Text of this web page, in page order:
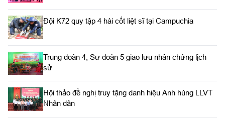
Đội K72 quy tập 4 hài cốt liệt sĩ tại Campuchia
Trung đoàn 4, Sư đoàn 5 giao lưu nhân chứng lịch
sử
Hội thảo đề nghị truy tặng danh hiệu Anh hùng LLVT
Nhân dân